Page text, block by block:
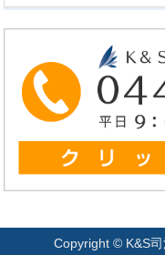
Copyright © K&S